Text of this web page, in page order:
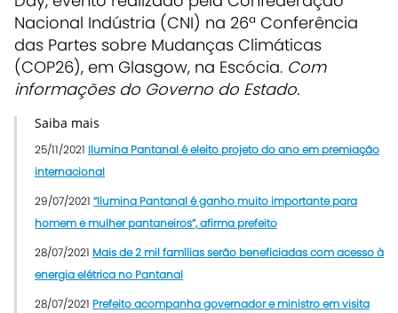
Nacional Indústria (CNI) na 26ª Conferência
das Partes sobre Mudanças Climáticas
(COP26), em Glasgow, na Escócia. Com
informações do Governo do Estado.
Saiba mais
25/11/2021 Ilumina Pantanal é eleito projeto do ano em premiação
internacional
29/07/2021 “Ilumina Pantanal é ganho muito importante para
homem e mulher pantaneiros”, afirma prefeito
28/07/2021 Mais de 2 mil famílias serão beneficiadas com acesso à
energia elétrica no Pantanal
28/07/2021 Prefeito acompanha governador e ministro em visita